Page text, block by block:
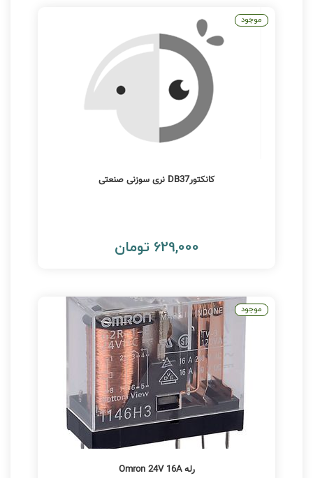
کانکتورDB37 نری سوزنی صنعتی
629,000 تومان
موجود
رله Omron 24V 16A
موجود